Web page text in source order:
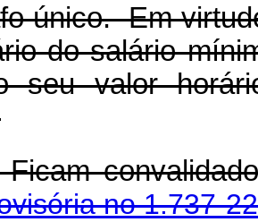
único. Em
do salário
seu valor
no 1.737-